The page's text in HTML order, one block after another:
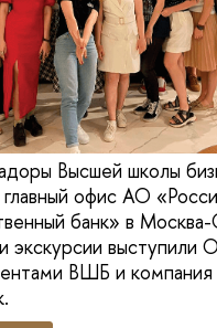
Высшей школы
офис АО
банк» в
экскурсии выступили
ВШБ и компания